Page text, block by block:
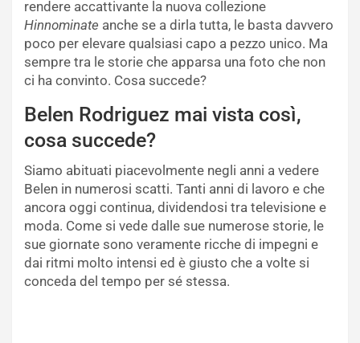
rendere accattivante la nuova collezione
Hinnominate anche se a dirla tutta, le basta davvero
poco per elevare qualsiasi capo a pezzo unico. Ma
sempre tra le storie che apparsa una foto che non
ci ha convinto. Cosa succede?
Belen Rodriguez mai vista così,
cosa succede?
Siamo abituati piacevolmente negli anni a vedere
Belen in numerosi scatti. Tanti anni di lavoro e che
ancora oggi continua, dividendosi tra televisione e
moda. Come si vede dalle sue numerose storie, le
sue giornate sono veramente ricche di impegni e
dai ritmi molto intensi ed è giusto che a volte si
conceda del tempo per sé stessa.